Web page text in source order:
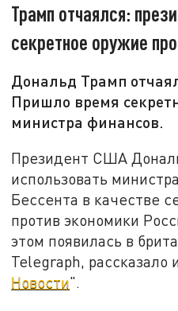
Трамп отчаялся:
секретное оружие
Дональд Трамп
Пришло время
министра финансов.
Президент США
использовать
Бессента в качестве
против экономики
этом появилась в
Telegraph, рассказало
Новости".